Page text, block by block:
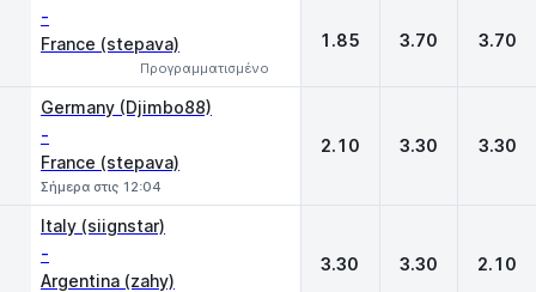
-
France (stepava)
Προγραμματισμένο
1.85 3.70 3.70
Germany (Djimbo88)
-
France (stepava)
Σήμερα στις 12:04
2.10 3.30 3.30
Italy (siignstar)
-
Argentina (zahy)
3.30 3.30 2.10